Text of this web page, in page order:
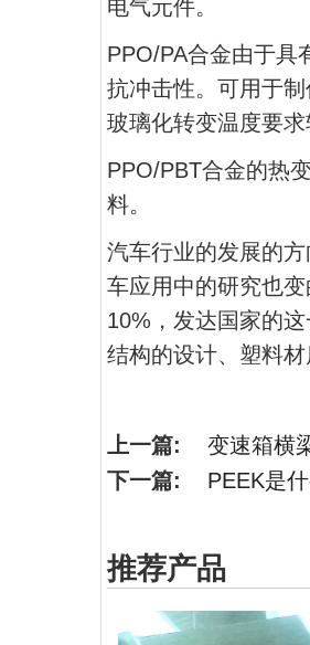
电气元件。
PPO/PA合金由于具
抗冲击性。可用于
玻璃化转变温度要
PPO/PBT合金的热
料。
汽车行业的发展的
车应用中的研究也
10%，发达国家的
结构的设计、塑料
上一篇: 变速箱横
下一篇: PEEK是
推荐产品